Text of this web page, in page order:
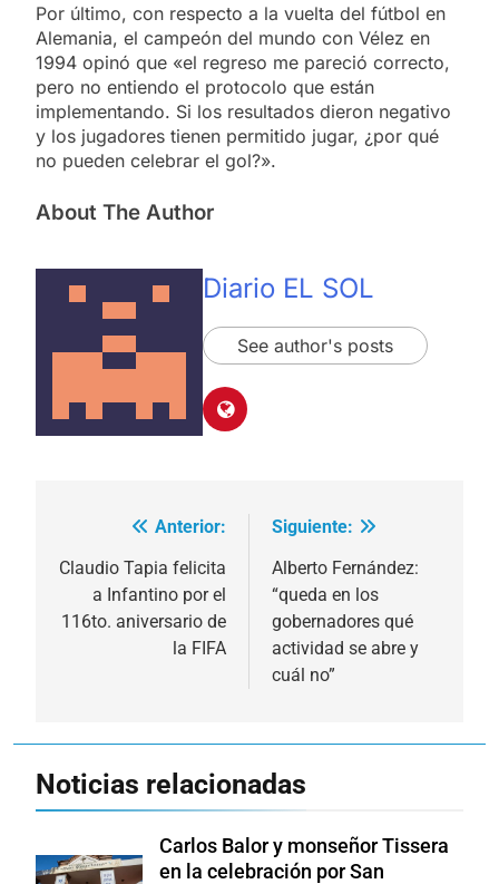
Por último, con respecto a la vuelta del fútbol en
Alemania, el campeón del mundo con Vélez en
1994 opinó que «el regreso me pareció correcto,
pero no entiendo el protocolo que están
implementando. Si los resultados dieron negativo
y los jugadores tienen permitido jugar, ¿por qué
no pueden celebrar el gol?».
About The Author
Diario EL SOL
See author's posts
Navegación
de
entradas
Anterior:
Claudio Tapia felicita
a Infantino por el
116to. aniversario de
la FIFA
Siguiente:
Alberto Fernández:
“queda en los
gobernadores qué
actividad se abre y
cuál no”
Noticias relacionadas
Carlos Balor y monseñor Tissera
en la celebración por San